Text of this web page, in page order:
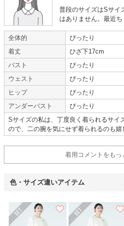
好みのデザインだったので、気軽にレン
【一緒に注文した商品】
De pral
ジャケットの形が可愛い
使用
普段肩の厚みでジャケットに苦手意識があ
ザインで、体格を隠しながら着ることがで
全体的にシンプルなデザインなため、ブロ
普段のサイズはSサイ
はありません。最近ち
全体的
ぴったり
着丈
ひざ下17cm
バスト
ぴったり
ウェスト
ぴったり
ヒップ
ぴったり
アンダーバスト
ぴったり
Sサイズの私は、丁度良く着られるサイ
ので、二の腕を気にせず着られるのも嬉
着用コメントをもっ
色・サイズ違いアイテム